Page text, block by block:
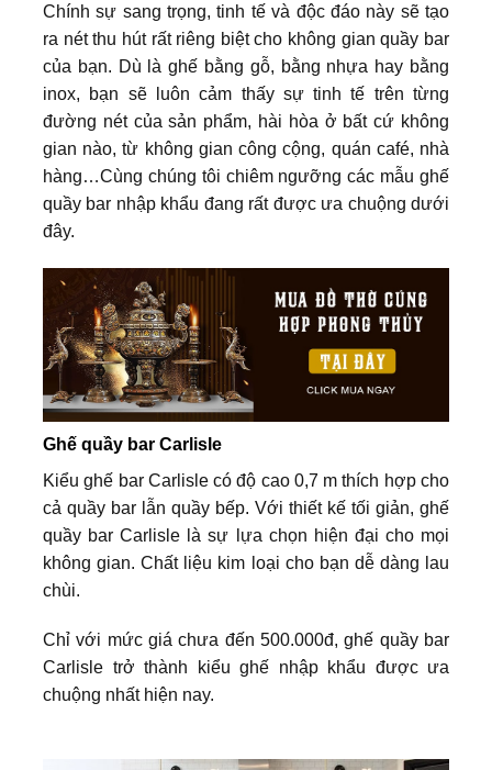
Chính sự sang trọng, tinh tế và độc đáo này sẽ tạo
ra nét thu hút rất riêng biệt cho không gian quầy bar
của bạn. Dù là ghế bằng gỗ, bằng nhựa hay bằng
inox, bạn sẽ luôn cảm thấy sự tinh tế trên từng
đường nét của sản phẩm, hài hòa ở bất cứ không
gian nào, từ không gian công cộng, quán café, nhà
hàng…Cùng chúng tôi chiêm ngưỡng các mẫu ghế
quầy bar nhập khẩu đang rất được ưa chuộng dưới
đây.
Ghế quầy bar Carlisle
Kiểu ghế bar Carlisle có độ cao 0,7 m thích hợp cho
cả quầy bar lẫn quầy bếp. Với thiết kế tối giản, ghế
quầy bar Carlisle là sự lựa chọn hiện đại cho mọi
không gian. Chất liệu kim loại cho bạn dễ dàng lau
chùi.
Chỉ với mức giá chưa đến 500.000đ, ghế quầy bar
Carlisle trở thành kiểu ghế nhập khẩu được ưa
chuộng nhất hiện nay.